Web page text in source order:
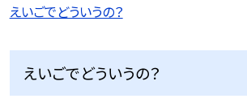
えいごでどういうの？
えいごでどういうの？